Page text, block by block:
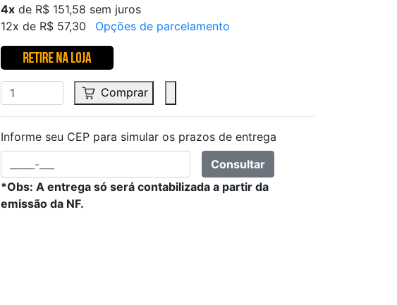
4x de R$ 151,58 sem juros
12x de R$ 57,30
Opções de parcelamento
Comprar
Informe seu CEP para simular os prazos de entrega
Consultar
*Obs: A entrega só será contabilizada a partir da
emissão da NF.